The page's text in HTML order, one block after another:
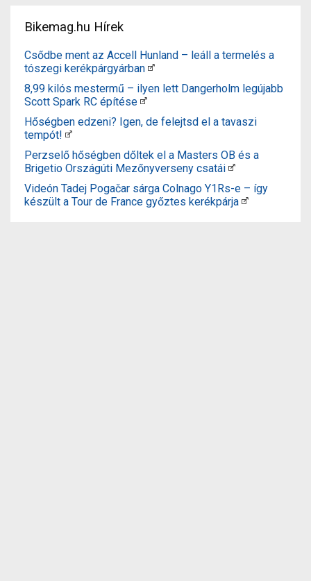
Bikemag.hu Hírek
Csődbe ment az Accell Hunland – leáll a termelés a
tószegi kerékpárgyárban
8,99 kilós mestermű – ilyen lett Dangerholm legújabb
Scott Spark RC építése
Hőségben edzeni? Igen, de felejtsd el a tavaszi
tempót!
Perzselő hőségben dőltek el a Masters OB és a
Brigetio Országúti Mezőnyverseny csatái
Videón Tadej Pogačar sárga Colnago Y1Rs-e – így
készült a Tour de France győztes kerékpárja